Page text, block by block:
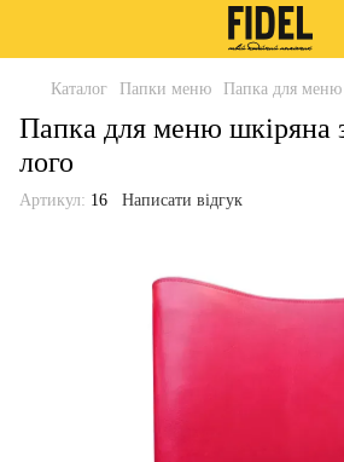
Каталог Папки меню Папка для меню
Папка для меню шкіряна
лого
Артикул: 16 Написати відгук